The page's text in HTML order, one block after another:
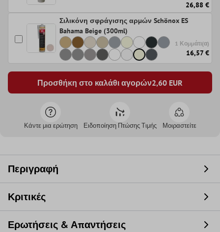
26,88 €
Σιλικόνη σφράγισης αρμών Schönox ES
Bahama Beige (300ml)
1 Κομμάτι(α)
16,57 €
Προσθήκη στο καλάθι αγορών2,60 EUR
Κάντε μια ερώτηση Ειδοποίηση Πτώσης Τιμής Μοιραστείτε
Περιγραφή
Κριτικές
Ερωτήσεις & Απαντήσεις